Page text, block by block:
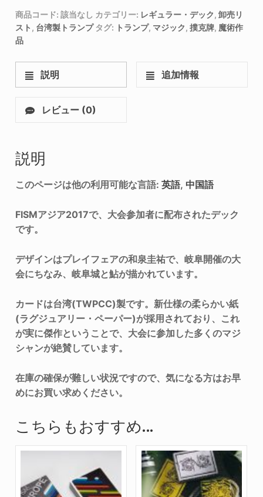
商品コード: 該当なし カテゴリー: レギュラー・デック, 卸売リ
スト , 台湾製トランプ タグ: トランプ, マジック, 撲克牌, 魔術作
品
説明 追加情報
レビュー (0)
説明
このページは他の利用可能な言語: 英語 中国語
FISMアジア2017で、大会参加者に配布されたデック
です。
デザインはプレイフェアの和泉圭祐で、岐阜開催の大
会にちなみ、岐阜城と鮎が描かれています。
カードは台湾(TWPCC)製です。新仕様の柔らかい紙
(ラグジュアリー・ペーパー)が採用されており、これ
が実に傑作ということで、大会に参加した多くのマジ
シャンが絶賛しています。
在庫の確保が難しい状況ですので、気になる方はお早
めにお買い求めください。
こちらもおすすめ…